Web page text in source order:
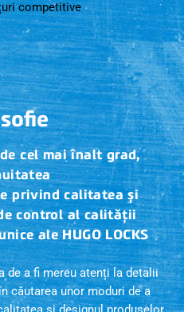
competitive
cel mai înalt grad,
privind calitatea și
control al calității
ale HUGO LOCKS
de a fi mereu atenți la detalii
căutarea unor moduri de a